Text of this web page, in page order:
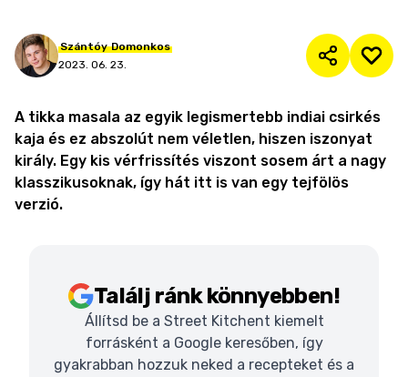
Szántóy Domonkos
2023. 06. 23.
A tikka masala az egyik legismertebb indiai csirkés
kaja és ez abszolút nem véletlen, hiszen iszonyat
király. Egy kis vérfrissítés viszont sosem árt a nagy
klasszikusoknak, így hát itt is van egy tejfölös
verzió.
Találj ránk könnyebben!
Állítsd be a Street Kitchent kiemelt
forrásként a Google keresőben, így
gyakrabban hozzuk neked a recepteket és a